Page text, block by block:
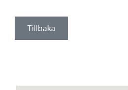
Tillbaka